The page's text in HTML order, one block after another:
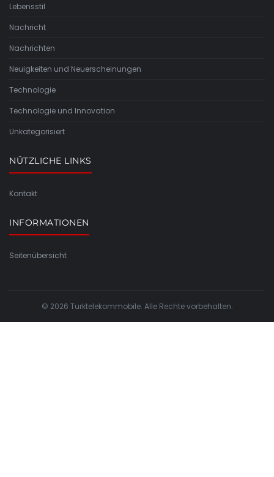
Lebensstil
Nachricht
Nachrichten
Neuigkeiten und Neuerscheinungen
Technologie
Technologie und Innovation
Unkategorisiert
NÜTZLICHE LINKS
Kontakt
INFORMATIONEN
Seitenübersicht
© 2026 Turktelekommobile. Alle Rechte vorbehalten.